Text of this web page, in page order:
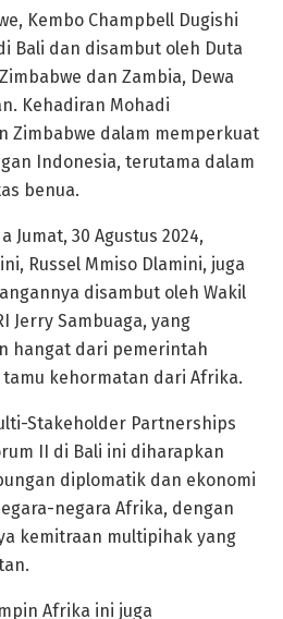
Kembo Champbell Dugishi
Bali dan disambut oleh Duta
dan Zambia, Dewa
Kehadiran Mohadi
Zimbabwe dalam memperkuat
Indonesia, terutama dalam
benua.
Jumat, 30 Agustus 2024,
Russel Mmiso Dlamini, juga
disambut oleh Wakil
Jerry Sambuaga, yang
hangat dari pemerintah
tamu kehormatan dari Afrika.
Stakeholder Partnerships
II di Bali ini diharapkan
diplomatik dan ekonomi
negara Afrika, dengan
kemitraan multipihak yang
Afrika ini juga